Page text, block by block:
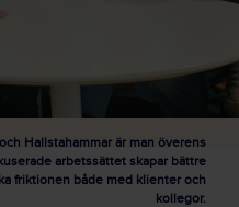
Hallstahammar är man överens
arbetssättet skapar bättre
friktionen både med klienter och
kollegor.